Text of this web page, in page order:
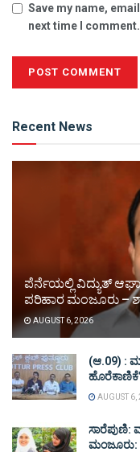
Save my name,
next time I comment.
Recent News
ಪೆರ್ನೆಯಲ್ಲಿ ವಿದ್ಯುತ್
ಪರಿಹಾರ ಮಂಜೂರು –
AUGUST 6, 2026
(ಆ.09) :
AUGUST 6,
ಸಾರೆಪುಣಿ:
ಮಂಜೂರು: